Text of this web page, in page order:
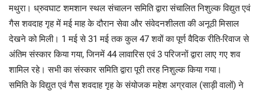
मथुरा। ध्रुवघाट शमशान स्थल संचालन समिति द्वारा संचालित निशुल्क विद्युत एवं
गैस शवदाह गृह में मई माह के दौरान सेवा और संवेदनशीलता की अनूठी मिसाल
देखने को मिली। 1 मई से 31 मई तक कुल 47 शवों का पूर्ण वैदिक रीति-रिवाज से
अंतिम संस्कार किया गया, जिनमें 44 लावारिस एवं 3 परिजनों द्वारा लाए गए शव
शामिल रहे। सभी का संस्कार समिति द्वारा पूरी तरह निशुल्क किया गया।
समिति के विद्युत एवं गैस शवदाह गृह के संयोजक महेश अग्रवाल (साड़ी वालों) ने